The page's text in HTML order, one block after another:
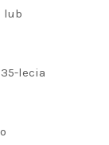
lub
lecia